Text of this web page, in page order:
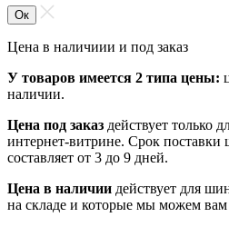
Ок
Цена в наличиии и под заказ
У товаров имеется 2 типа цены:
наличии.
Цена под заказ действует только
интернет-витрине. Срок
составляет от 3 до 9 дней.
Цена в наличии действует для
на складе и которые мы можем